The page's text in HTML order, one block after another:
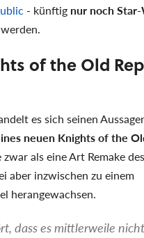
- künftig nur noch
werden.
of the Old
es sich seinen
neuen Knights of the
zwar als eine Art Remake
aber inzwischen zu einem
herangewachsen.
dass es mittlerweile